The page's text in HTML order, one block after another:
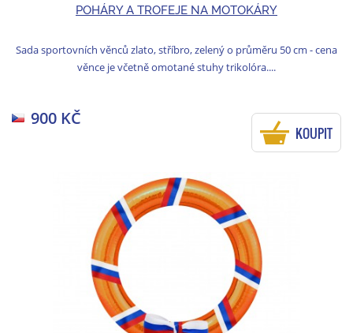
POHÁRY A TROFEJE NA MOTOKÁRY
Sada sportovních věnců zlato, stříbro, zelený o průměru 50 cm - cena
věnce je včetně omotané stuhy trikolóra....
900 KČ
KOUPIT